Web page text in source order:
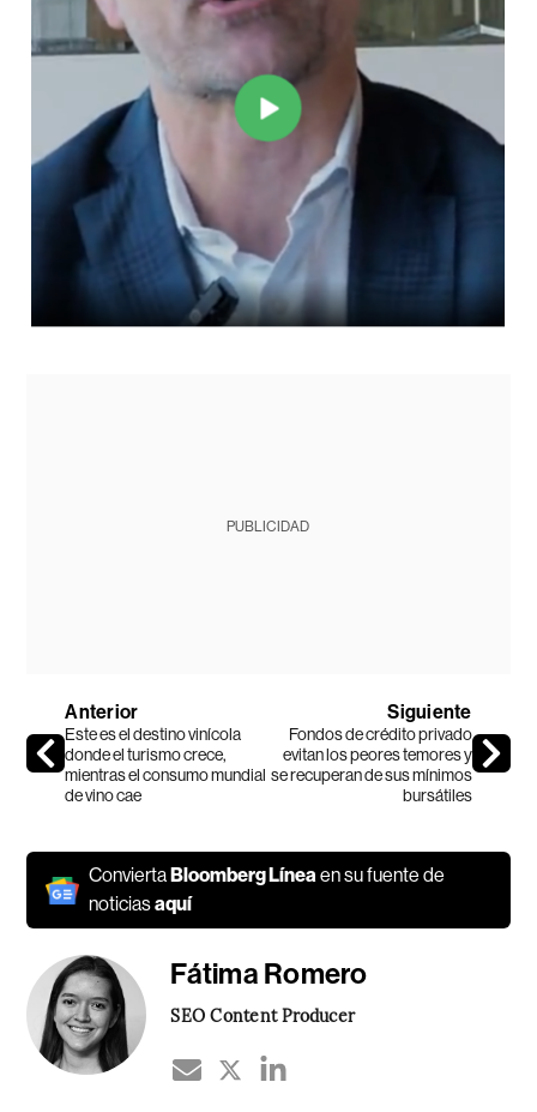
PUBLICIDAD
Anterior
Este es el destino vinícola
donde el turismo crece,
mientras el consumo mundial
de vino cae
Siguiente
Fondos de crédito privado
evitan los peores temores y
se recuperan de sus mínimos
bursátiles
Convierta Bloomberg Líneaen su fuente de
noticiasaquí
Fátima Romero
SEO Content Producer